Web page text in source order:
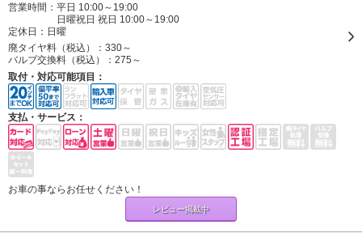
営業時間：平日 10:00～19:00
日曜祝日 祝日 10:00～19:00
定休日： 日曜
廃タイヤ料（税込）： 330～
バルブ交換料（税込）： 275～
取付・対応可能項目：
支払・サービス：
お車の事ならお任せください！
レビュー掲載中